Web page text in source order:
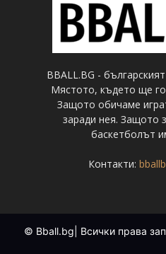
BBALL.BG -
Мястото, където ще
Защото обичаме
заради нея. Защото
баскетболът
Контакти:
© Bball.bg| Всички права